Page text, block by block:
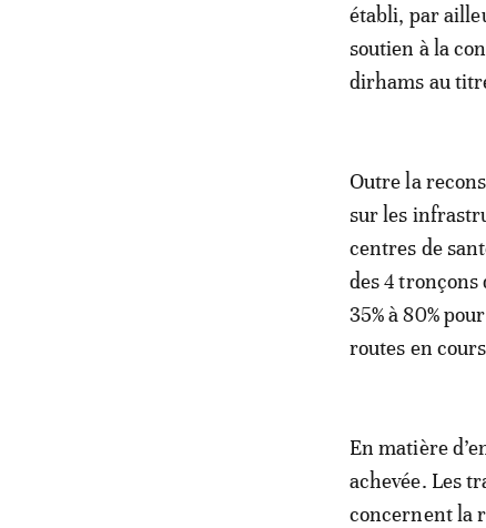
établi, par
soutien à la
dirhams au
Outre la
sur les
centres de
des 4
35% à 80%
routes en
En matière
achevée. Les
concernent la